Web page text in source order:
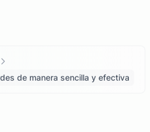
de manera sencilla y efectiva